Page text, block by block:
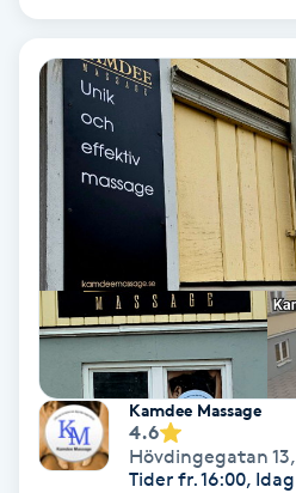
Kostrådgivning
Kroppsinpackning
Kroppspeeling
Käkledsbehandling
Kärlbehandling
Laserbehandling
Kamdee Massage
4.6
Hövdingegatan 13,
Tider fr. 16:00, Idag